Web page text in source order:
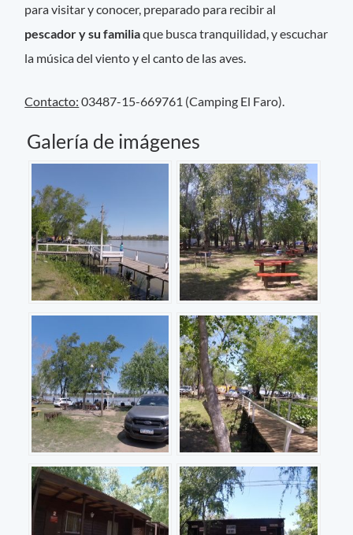
para visitar y conocer, preparado para recibir al
pescador y su familiaque busca tranquilidad, y escuchar
la música del viento y el canto de las aves.
Contacto: 03487-15-669761 (Camping El Faro).
Galería de imágenes